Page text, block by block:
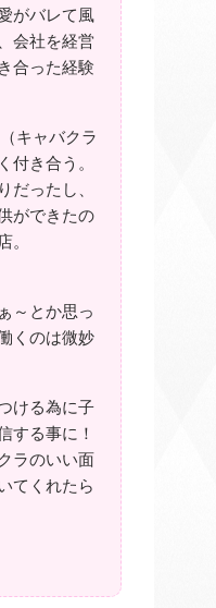
がバレて風
会社を経営
合った経験
キャバクラ
き合う。
だったし、
ができたの
～とか思っ
くのは微妙
ける為に子
する事に！
ラのいい面
てくれたら